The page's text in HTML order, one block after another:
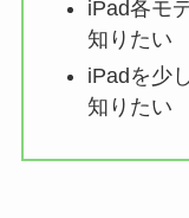
iPad各モ
知りたい
iPadを少
知りたい